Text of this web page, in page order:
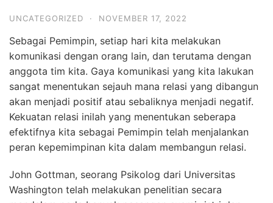
UNCATEGORIZED · NOVEMBER 17, 2022
Sebagai Pemimpin, setiap hari kita melakukan
komunikasi dengan orang lain, dan terutama dengan
anggota tim kita. Gaya komunikasi yang kita lakukan
sangat menentukan sejauh mana relasi yang dibangun
akan menjadi positif atau sebaliknya menjadi negatif.
Kekuatan relasi inilah yang menentukan seberapa
efektifnya kita sebagai Pemimpin telah menjalankan
peran kepemimpinan kita dalam membangun relasi.
John Gottman, seorang Psikolog dari Universitas
Washington telah melakukan penelitian secara